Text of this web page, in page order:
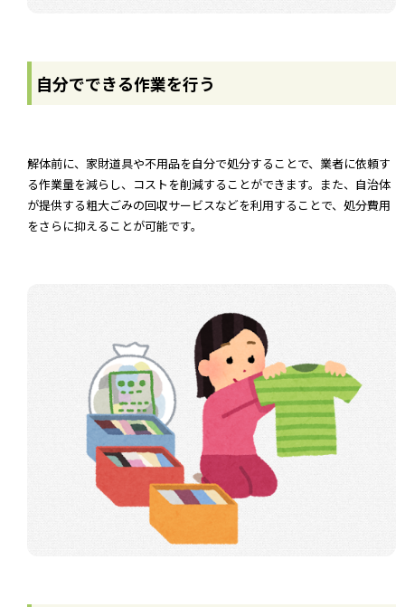
自分でできる作業を行う
解体前に、家財道具や不用品を自分で処分することで、業者に依頼す
る作業量を減らし、コストを削減することができます。また、自治体
が提供する粗大ごみの回収サービスなどを利用することで、処分費用
をさらに抑えることが可能です。